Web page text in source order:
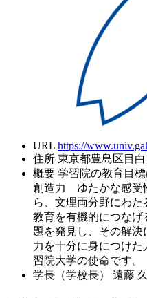
URL https://
住所 東京都豊島区目白
概要 学習院の教育目
創造力 ゆたかな感受
ら、文理両分野にわ
教育を有機的につな
題を発見し、その解
力を十分に身につけ
習院大学の使命です。
学長（学校長）
遠藤